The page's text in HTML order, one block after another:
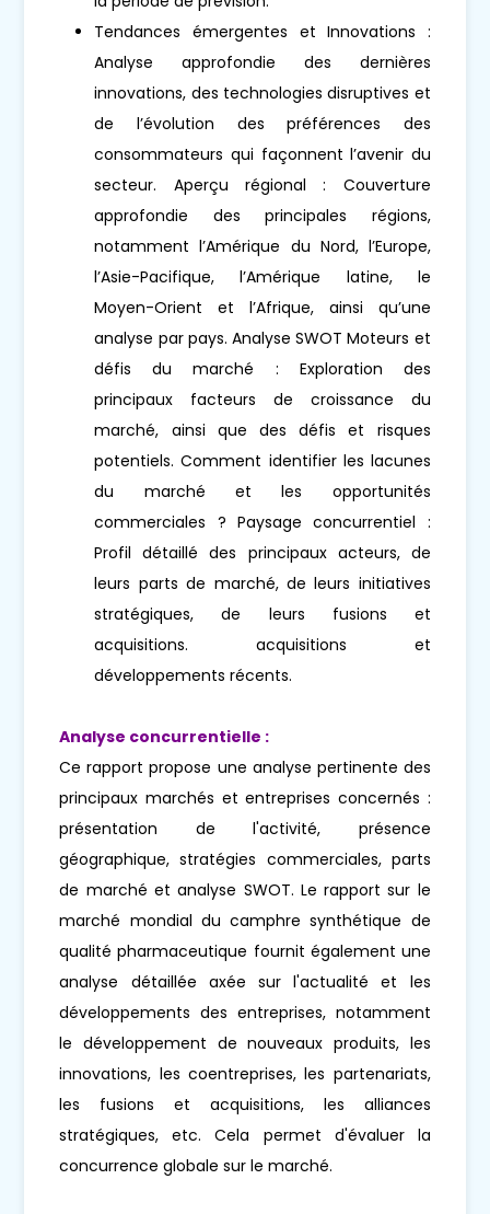
Tendances émergentes et Innovations :
Analyse approfondie des dernières
innovations, des technologies disruptives et
de l’évolution des préférences des
consommateurs qui façonnent l’avenir du
secteur. Aperçu régional : Couverture
approfondie des principales régions,
notamment l’Amérique du Nord, l’Europe,
l’Asie-Pacifique, l’Amérique latine, le
Moyen-Orient et l’Afrique, ainsi qu’une
analyse par pays. Analyse SWOT Moteurs et
défis du marché : Exploration des
principaux facteurs de croissance du
marché, ainsi que des défis et risques
potentiels. Comment identifier les lacunes
du marché et les opportunités
commerciales ? Paysage concurrentiel :
Profil détaillé des principaux acteurs, de
leurs parts de marché, de leurs initiatives
stratégiques, de leurs fusions et
acquisitions. acquisitions et
développements récents.
Analyse concurrentielle :
Ce rapport propose une analyse pertinente des
principaux marchés et entreprises concernés :
présentation de l'activité, présence
géographique, stratégies commerciales, parts
de marché et analyse SWOT. Le rapport sur le
marché mondial du camphre synthétique de
qualité pharmaceutique fournit également une
analyse détaillée axée sur l'actualité et les
développements des entreprises, notamment
le développement de nouveaux produits, les
innovations, les coentreprises, les partenariats,
les fusions et acquisitions, les alliances
stratégiques, etc. Cela permet d'évaluer la
concurrence globale sur le marché.